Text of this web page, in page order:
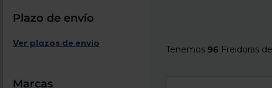
Plazo de envío
Ver plazos de envío
Marcas
Tenemos 96 Freidoras